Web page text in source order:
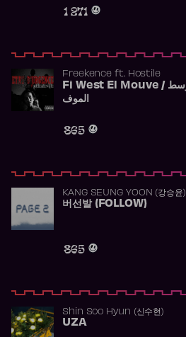
1 271
Freekence ft. Hostile
Fi West El Mouve / في وسط
الموف
865
KANG SEUNG YOON (강승윤)
버선발 (FOLLOW)
865
Shin Soo Hyun (신수현)
UZA